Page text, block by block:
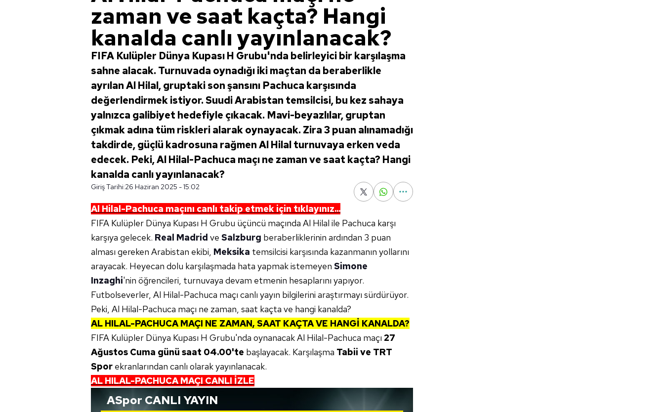
zaman ve saat kaçta? Hangi
kanalda canlı yayınlanacak?
FIFA Kulüpler Dünya Kupası H Grubu'nda belirleyici bir karşılaşma
sahne alacak. Turnuvada oynadığı iki maçtan da beraberlikle
ayrılan Al Hilal, gruptaki son şansını Pachuca karşısında
değerlendirmek istiyor. Suudi Arabistan temsilcisi, bu kez sahaya
yalnızca galibiyet hedefiyle çıkacak. Mavi-beyazlılar, gruptan
çıkmak adına tüm riskleri alarak oynayacak. Zira 3 puan alınamadığı
takdirde, güçlü kadrosuna rağmen Al Hilal turnuvaya erken veda
edecek. Peki, Al Hilal-Pachuca maçı ne zaman ve saat kaçta? Hangi
kanalda canlı yayınlanacak?
Giriş Tarihi:26 Haziran 2025 - 15:02
Al Hilal-Pachuca maçını canlı takip etmek için tıklayınız...
FIFA Kulüpler Dünya Kupası H Grubu üçüncü maçında Al Hilal ile Pachuca karşı
karşıya gelecek. Real Madrid ve Salzburg beraberliklerinin ardından 3 puan
alması gereken Arabistan ekibi, Meksika temsilcisi karşısında kazanmanın yollarını
arayacak. Heyecan dolu karşılaşmada hata yapmak istemeyen Simone
Inzaghi'nin öğrencileri, turnuvaya devam etmenin hesaplarını yapıyor.
Futbolseverler, Al Hilal-Pachuca maçı canlı yayın bilgilerini araştırmayı sürdürüyor.
Peki, Al Hilal-Pachuca maçı ne zaman, saat kaçta ve hangi kanalda?
AL HILAL-PACHUCA MAÇI NE ZAMAN, SAAT KAÇTA VE HANGİ KANALDA?
FIFA Kulüpler Dünya Kupası H Grubu'nda oynanacak Al Hilal-Pachuca maçı 27
Ağustos Cuma günü saat 04.00'te başlayacak. Karşılaşma Tabii ve TRT
Spor ekranlarından canlı olarak yayınlanacak.
AL HILAL-PACHUCA MAÇI CANLI İZLE
ASporCANLI YAYIN